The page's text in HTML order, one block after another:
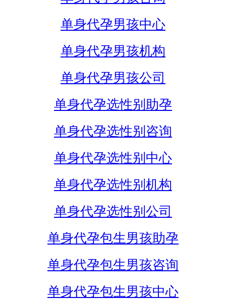
单身代孕男孩中心
单身代孕男孩机构
单身代孕男孩公司
单身代孕选性别助孕
单身代孕选性别咨询
单身代孕选性别中心
单身代孕选性别机构
单身代孕选性别公司
单身代孕包生男孩助孕
单身代孕包生男孩咨询
单身代孕包生男孩中心